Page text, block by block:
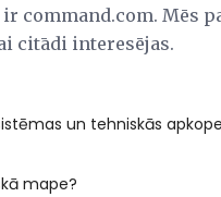
command.com. Mēs
citādi interesējas.
un tehniskās
mape?